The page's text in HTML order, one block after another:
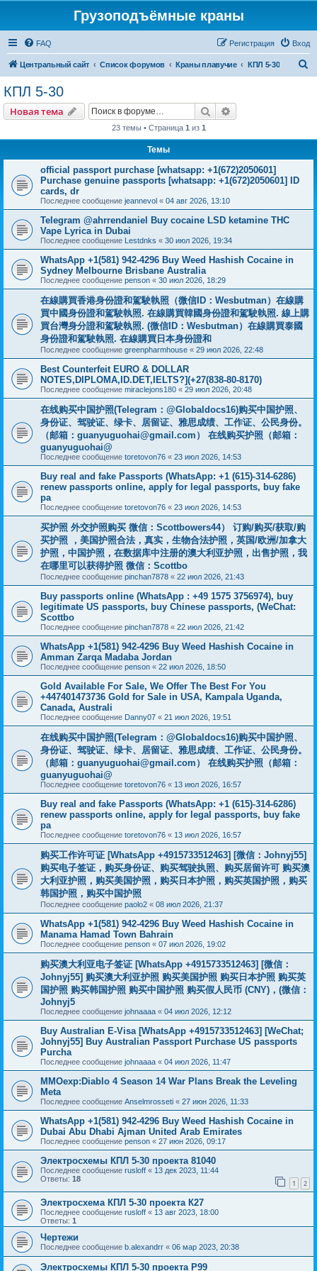
Грузоподъёмные краны
FAQ Вход
Регистрация
Центральный сайт Список форумов Краны плавучие КПЛ 5-30
КПЛ 5-30
Новая тема Поиск
23 темы • Страница 1 из 1
Темы
official passport purchase [whatsapp: +1(672)2050601]
Purchase genuine passports [whatsapp: +1(672)2050601] ID
cards, dr
Последнее сообщение jeannevol « 04 авг 2026, 13:10
Telegram @ahrrendaniel Buy cocaine LSD ketamine THC
Vape Lyrica in Dubai
Последнее сообщение Lestdnks « 30 июл 2026, 19:34
WhatsApp +1(581) 942-4296 Buy Weed Hashish Cocaine in
Sydney Melbourne Brisbane Australia
Последнее сообщение penson « 30 июл 2026, 18:29
在線購買香港身份證和駕駛執照（微信ID：Wesbutman）在線購
買中國身份證和駕駛執照. 在線購買韓國身份證和駕駛執照. 線上購
買台灣身分證和駕駛執照. (微信ID：Wesbutman）在線購買泰國
身份證和駕駛執照. 在線購買日本身份證和
Последнее сообщение greenpharmhouse « 29 июл 2026, 22:48
Best Counterfeit EURO & DOLLAR
NOTES,DIPLOMA,ID.DET,IELTS?](+27(838-80-8170)
Последнее сообщение miraclejons180 « 29 июл 2026, 20:48
在线购买中国护照(Telegram：@Globaldocs16)购买中国护照、
身份证、驾驶证、绿卡、居留证、雅思成绩、工作证、公民身份。
（邮箱： guanyuguohai@gmail.com ） 在线购买护照（邮箱：
guanyuguohai@
Последнее сообщение toretovon76 « 23 июл 2026, 14:53
Buy real and fake Passports (WhatsApp: +1 (615)-314-6286)
renew passports online, apply for legal passports, buy fake
pa
Последнее сообщение toretovon76 « 23 июл 2026, 14:53
买护照 外交护照购买 微信：Scottbowers44） 订购/购买/获取/购
买护照 ，美国护照合法，真实，生物合法护照，英国/欧洲/加拿大
护照，中国护照，在数据库中注册的澳大利亚护照，出售护照，我
在哪里可以获得护照 微信：Scottbo
Последнее сообщение pinchan7878 « 22 июл 2026, 21:43
Buy passports online (WhatsApp : +49 1575 3756974), buy
legitimate US passports, buy Chinese passports, (WeChat:
Scottbo
Последнее сообщение pinchan7878 « 22 июл 2026, 21:42
WhatsApp +1(581) 942-4296 Buy Weed Hashish Cocaine in
Amman Zarqa Madaba Jordan
Последнее сообщение penson « 22 июл 2026, 18:50
Gold Available For Sale, We Offer The Best For You
+447401473736 Gold for Sale in USA, Kampala Uganda,
Canada, Australi
Последнее сообщение Danny07 « 21 июл 2026, 19:51
在线购买中国护照(Telegram：@Globaldocs16)购买中国护照、
身份证、驾驶证、绿卡、居留证、雅思成绩、工作证、公民身份。
（邮箱： guanyuguohai@gmail.com ） 在线购买护照（邮箱：
guanyuguohai@
Последнее сообщение toretovon76 « 13 июл 2026, 16:57
Buy real and fake Passports (WhatsApp: +1 (615)-314-6286)
renew passports online, apply for legal passports, buy fake
pa
Последнее сообщение toretovon76 « 13 июл 2026, 16:57
购买工作许可证 [WhatsApp +4915733512463] [微信：Johnyj55]
购买电子签证，购买身份证、购买驾驶执照、购买居留许可 购买澳
大利亚护照，购买美国护照，购买日本护照，购买英国护照，购买
韩国护照，购买中国护照
Последнее сообщение paolo2 « 08 июл 2026, 21:37
WhatsApp +1(581) 942-4296 Buy Weed Hashish Cocaine in
Manama Hamad Town Bahrain
Последнее сообщение penson « 07 июл 2026, 19:02
购买澳大利亚电子签证 [WhatsApp +4915733512463] [微信：
Johnyj55] 购买澳大利亚护照 购买美国护照 购买日本护照 购买英
国护照 购买韩国护照 购买中国护照 购买假人民币 (CNY)，(微信：
Johnyj5
Последнее сообщение johnaaaa « 04 июл 2026, 12:12
Buy Australian E-Visa [WhatsApp +4915733512463] [WeChat;
Johnyj55] Buy Australian Passport Purchase US passports
Purcha
Последнее сообщение johnaaaa « 04 июл 2026, 11:47
MMOexp:Diablo 4 Season 14 War Plans Break the Leveling
Meta
Последнее сообщение Anselmrosseti « 27 июн 2026, 11:33
WhatsApp +1(581) 942-4296 Buy Weed Hashish Cocaine in
Dubai Abu Dhabi Ajman United Arab Emirates
Последнее сообщение penson « 27 июн 2026, 09:17
Электросхемы КПЛ 5-30 проекта 81040
Последнее сообщение rusloff « 13 дек 2023, 11:44
Ответы: 18 1 2
Электросхема КПЛ 5-30 проекта К27
Последнее сообщение rusloff « 13 авг 2023, 18:00
Ответы: 1
Чертежи
Последнее сообщение b.alexandrr « 06 мар 2023, 20:38
Электросхемы КПЛ 5-30 проекта Р99